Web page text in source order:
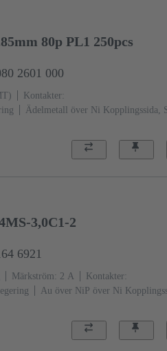
80p PL1 250pcs
2601 000
Kontakter:
Ädelmetall över Ni Kopplingssida,
3,0C1-2
6921
Märkström: ‌2 A
Kontakter:
Au över NiP över Ni
kontaktförluster,
Med fästfläns
Termoplast,